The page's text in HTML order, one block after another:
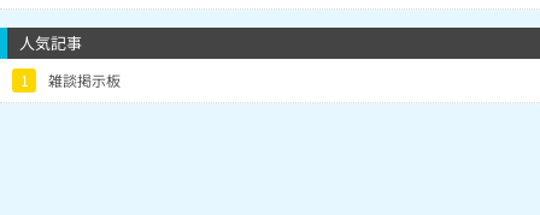
人気記事
1 雑談掲示板